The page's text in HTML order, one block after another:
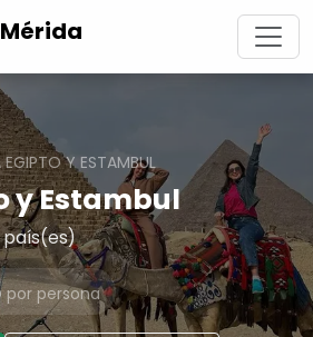
EGIPTO Y ESTAMBUL
y Estambul
país(es)
por persona